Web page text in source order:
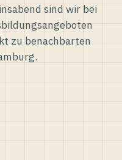
sind wir bei
zu benachbarten